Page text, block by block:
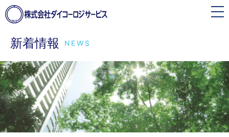
toggle
navigation
新着情報 NEWS